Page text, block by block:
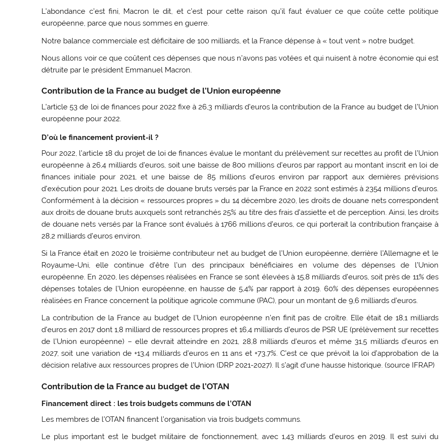
L’abondance c’est fini, Macron le dit, et c’est pour cette raison qu’il faut évaluer ce que coûte cette politique
européenne, parce que nous sommes en guerre.
Notre balance commerciale est déficitaire de 100 milliards, et la France dépense à « tout vent » notre budget.
Nous allons voir ce que coûtent ces dépenses que nous n’avons pas votées et qui nuisent à notre économie qui est
détruite par le président Emmanuel Macron.
Contribution de la France au budget de l’Union européenne
L’article 53 de loi de finances pour 2022 fixe à 26,3 milliards d’euros la contribution de la France au budget de l’Union
européenne pour 2022.
D’où le financement provient-il ?
Pour 2022, l’article 18 du projet de loi de finances évalue le montant du prélèvement sur recettes au profit de l’Union
européenne à 26,4 milliards d’euros, soit une baisse de 800 millions d’euros par rapport au montant inscrit en loi de
finances initiale pour 2021, et une baisse de 85 millions d’euros environ par rapport aux dernières prévisions
d’exécution pour 2021. Les droits de douane bruts versés par la France en 2022 sont estimés à 2354 millions d’euros.
Conformément à la décision « ressources propres » du 14 décembre 2020, les droits de douane nets correspondent
aux droits de douane bruts auxquels sont retranchés 25% au titre des frais d’assiette et de perception. Ainsi, les droits
de douane nets versés par la France sont évalués à 1766 millions d’euros, ce qui porterait la contribution française à
28,2 milliards d’euros environ.
Si la France était en 2020 le troisième contributeur net au budget de l’Union européenne, derrière l’Allemagne et le
Royaume-Uni, elle continue d’être l’un des principaux bénéficiaires en volume des dépenses de l’Union
européenne. En 2020, les dépenses réalisées en France se sont élevées à 15,8 milliards d’euros, soit près de 11% des
dépenses totales de l’Union européenne, en hausse de 5,4% par rapport à 2019. 60% des dépenses européennes
réalisées en France concernent la politique agricole commune (PAC), pour un montant de 9,6 milliards d’euros.
La contribution de la France au budget de l’Union européenne n’en finit pas de croître. Elle était de 18,1 milliards
d’euros en 2017 dont 1,8 milliard de ressources propres et 16,4 milliards d’euros de PSR UE (prélèvement sur recettes
de l’Union européenne) – elle devrait atteindre en 2021, 28,8 milliards d’euros et même 31,5 milliards d’euros en
2027, soit une variation de +13,4 milliards d’euros en 11 ans et +73,7%. C’est ce que prévoit la loi d’approbation de la
décision relative aux ressources propres de l’Union (DRP 2021-2027). Il s’agit d’une hausse historique. (source IFRAP)
Contribution de la France au budget de l’OTAN
Financement direct : les trois budgets communs de l’OTAN
Les membres de l’OTAN financent l’organisation via trois budgets communs.
Le plus important est le budget militaire de fonctionnement, avec 1,43 milliards d’euros en 2019. Il est suivi du